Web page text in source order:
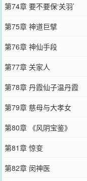
第74章 要不要保‘关羽’
第75章 神道巨擘
第76章 神仙手段
第77章 关家人
第78章 丹霞仙子温丹霞
第79章 慈母与大孝女
第80章 《风阴宝鉴》
第81章 惊变
第82章 闵神医